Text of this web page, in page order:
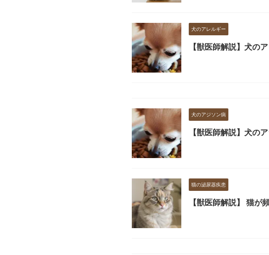
犬のアレルギー
【獣医師解説】犬の
犬のアジソン病
【獣医師解説】犬の
猫の泌尿器疾患
【獣医師解説】 猫